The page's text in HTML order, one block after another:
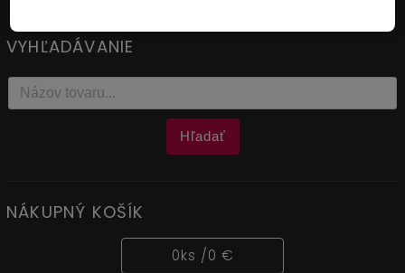
VYHĽADÁVANIE
Hľadať
NÁKUPNÝ KOŠÍK
0ks /0 €